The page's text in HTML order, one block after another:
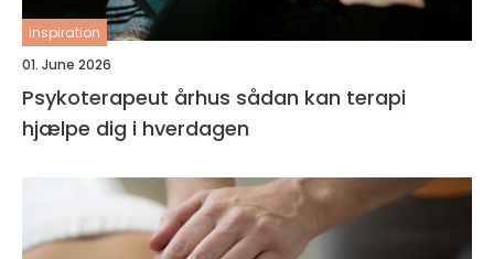
inspiration
01. June 2026
Psykoterapeut århus sådan kan terapi
hjælpe dig i hverdagen